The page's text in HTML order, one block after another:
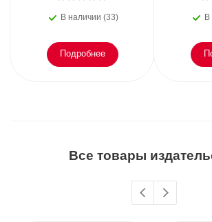
В наличии (33)
Подробнее
В
Все товары